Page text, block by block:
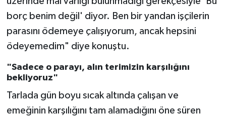
borç benim değil' diyor. Ben bir yandan işçilerin
parasını ödemeye çalışıyorum, ancak hepsini
ödeyemedim" diye konuştu.
"Sadece o parayı, alın terimizin karşılığını
bekliyoruz"
Tarlada gün boyu sıcak altında çalışan ve
emeğinin karşılığını tam alamadığını öne süren